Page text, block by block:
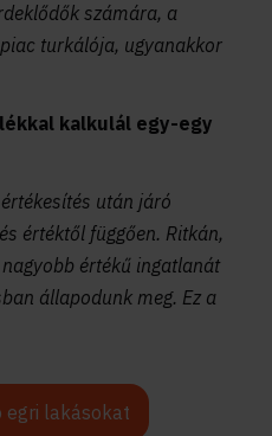
számára, a
turkálója, ugyanakkor
kalkulál egy-egy
után járó
értéktől függően. Ritkán,
értékű ingatlanát
állapodunk meg. Ez a
egri lakásokat